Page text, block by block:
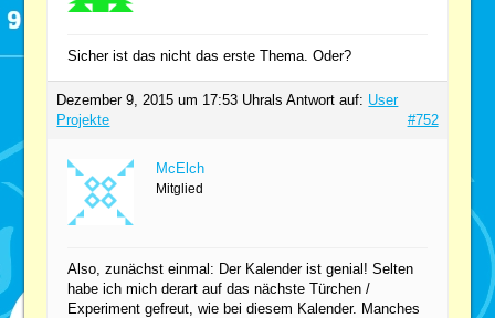
Sicher ist das nicht das erste Thema. Oder?
Dezember 9, 2015 um 17:53 Uhrals Antwort auf: User
Projekte
#752
McElch
Mitglied
Also, zunächst einmal: Der Kalender ist genial! Selten
habe ich mich derart auf das nächste Türchen /
Experiment gefreut, wie bei diesem Kalender. Manches